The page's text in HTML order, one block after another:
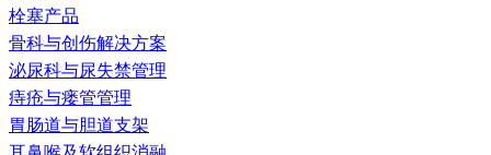
栓塞产品
骨科与创伤解决方案
泌尿科与尿失禁管理
痔疮与瘘管管理
胃肠道与胆道支架